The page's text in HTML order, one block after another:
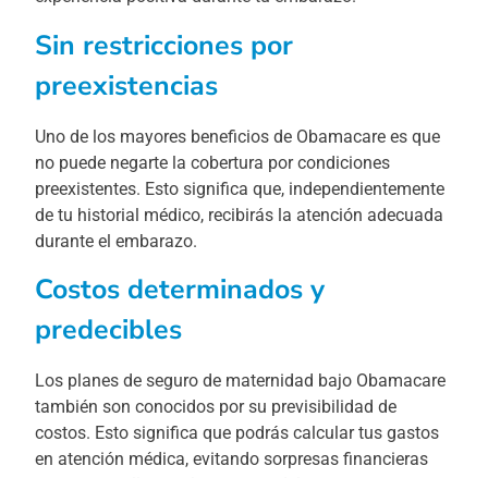
Sin restricciones por
preexistencias
Uno de los mayores beneficios de Obamacare es que
no puede negarte la cobertura por condiciones
preexistentes. Esto significa que, independientemente
de tu historial médico, recibirás la atención adecuada
durante el embarazo.
Costos determinados y
predecibles
Los planes de seguro de maternidad bajo Obamacare
también son conocidos por su previsibilidad de
costos. Esto significa que podrás calcular tus gastos
en atención médica, evitando sorpresas financieras